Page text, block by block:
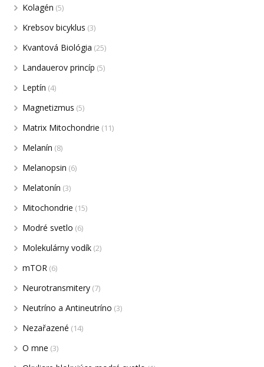
Kolagén (5)
Krebsov bicyklus (3)
Kvantová Biológia (25)
Landauerov princíp (5)
Leptín (4)
Magnetizmus (5)
Matrix Mitochondrie (11)
Melanín (8)
Melanopsin (6)
Melatonín (3)
Mitochondrie (15)
Modré svetlo (6)
Molekulárny vodík (2)
mTOR (6)
Neurotransmitery (7)
Neutríno a Antineutríno (3)
Nezařazené (14)
O mne (3)